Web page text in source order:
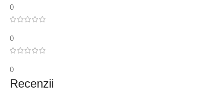
0
0
0
Recenzii